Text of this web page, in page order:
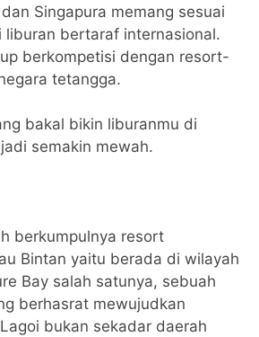
Singapura memang sesuai
liburan bertaraf internasional.
berkompetisi dengan resort-
tetangga.
bakal bikin liburanmu di
semakin mewah.
berkumpulnya resort
Bintan yaitu berada di wilayah
Bay salah satunya, sebuah
berhasrat mewujudkan
bukan sekadar daerah